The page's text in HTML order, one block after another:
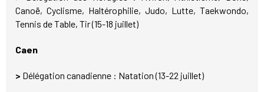
Canoë, Cyclisme, Haltérophilie, Judo, Lutte, Taekwondo,
Tennis de Table, Tir (15-18 juillet)
Caen
> Délégation canadienne : Natation (13-22 juillet)